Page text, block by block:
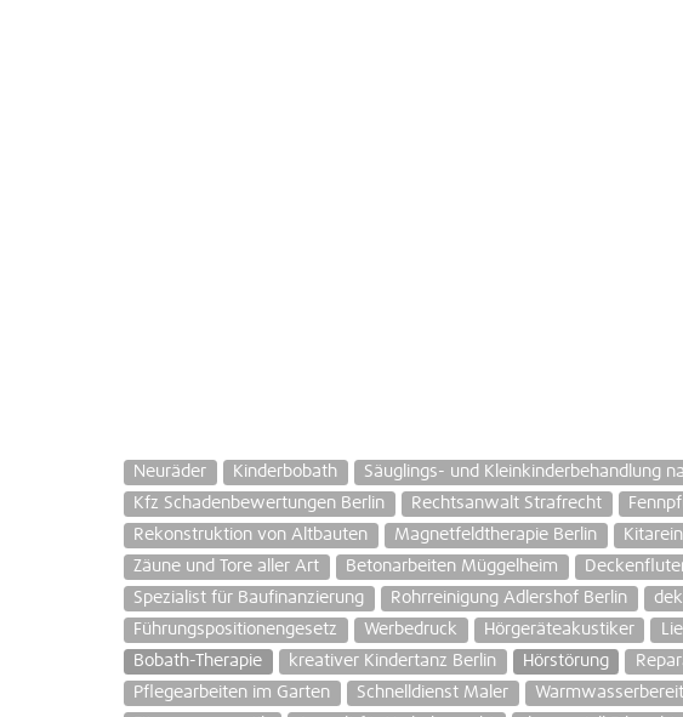
Neuräder Kinderbobath Säuglings- und Kleinkinderbehandlung
Kfz Schadenbewertungen Berlin
Rechtsanwalt Strafrecht
Rekonstruktion von Altbauten
Magnetfeldtherapie Berlin
Zäune und Tore aller Art
Betonarbeiten Müggelheim
Spezialist für Baufinanzierung
Rohrreinigung Adlershof Berlin
Führungspositionengesetz
Werbedruck Hörgeräteakustiker
Bobath-Therapie
kreativer Kindertanz Berlin Hörstörung
Pflegearbeiten im Garten
Schnelldienst Maler